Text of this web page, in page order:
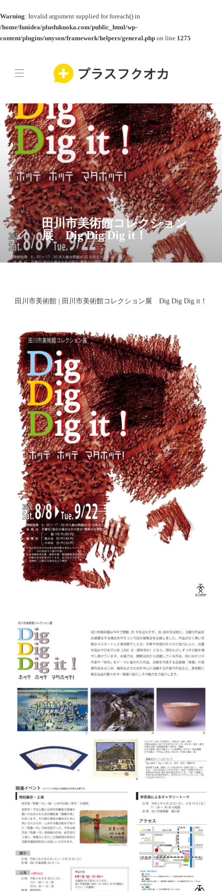
Warning: Invalid argument supplied for foreach() in
/home/funidea/plusfukuoka.com/public_html/wp-
content/plugins/unyson/framework/helpers/general.php on line 1275
田川市美術館コレクション
展 Dig Dig Dig it！
田川市美術館 | 田川市美術館コレクション展 Dig Dig Dig it！